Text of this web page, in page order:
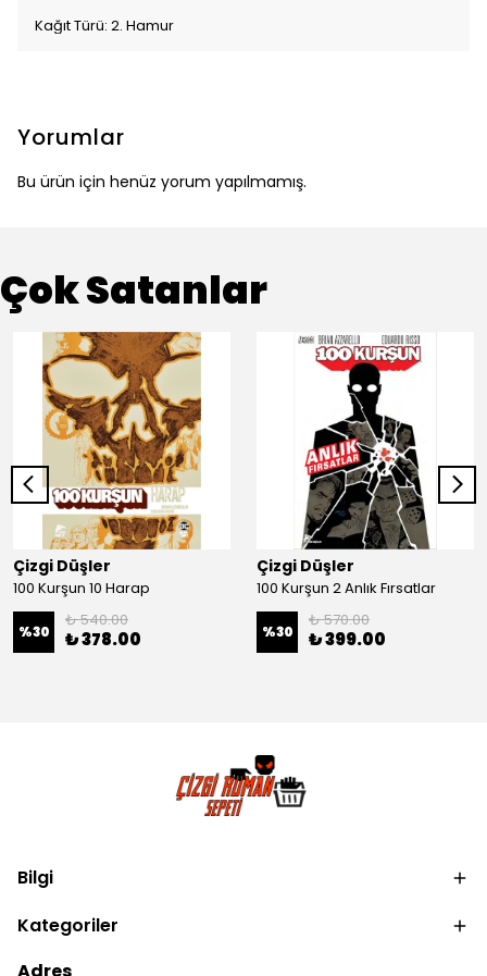
Kağıt Türü: 2. Hamur
Yorumlar
Bu ürün için henüz yorum yapılmamış.
Çok Satanlar
Çizgi Düşler
100 Kurşun 10 Harap
%30
₺ 540.00
₺ 378.00
Çizgi Düşler
100 Kurşun 2 Anlık Fırsatlar
%30
₺ 570.00
₺ 399.00
Bilgi
Kategoriler